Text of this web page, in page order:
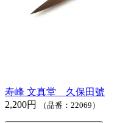
寿峰 文真堂 久保田號
2,200円
（品番：22069）